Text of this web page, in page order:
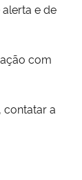
e de
com
contatar a